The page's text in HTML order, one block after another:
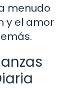
menudo
y el amor